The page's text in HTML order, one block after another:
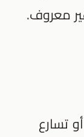
معروف.
تسارع